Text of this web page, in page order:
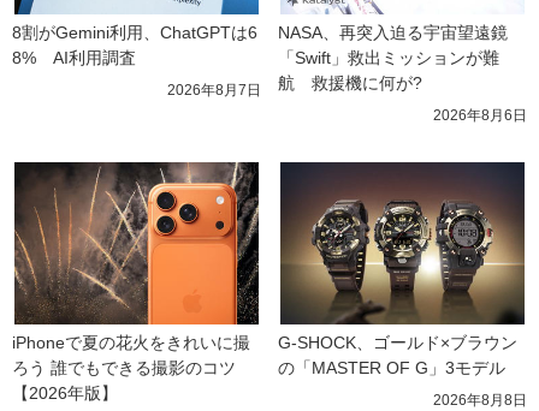
8割がGemini利用、ChatGPTは6
8%　AI利用調査
2026年8月7日
NASA、再突入迫る宇宙望遠鏡
「Swift」救出ミッションが難
航　救援機に何が?
2026年8月6日
iPhoneで夏の花火をきれいに撮
ろう 誰でもできる撮影のコツ
【2026年版】
G-SHOCK、ゴールド×ブラウン
の「MASTER OF G」3モデル
2026年8月8日